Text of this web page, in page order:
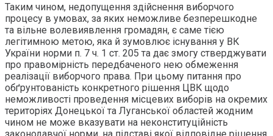
Таким чином, недопущення здійснення виборчого
процесу в умовах, за яких неможливе безперешкодне
та вільне волевиявлення громадян, є саме тією
легітимною метою, яка й зумовлює існування у ВК
України норми п. 7 ч. 1 ст. 205 та дає змогу стверджувати
про правомірність передбаченого нею обмеження
реалізації виборчого права. При цьому питання про
обґрунтованість конкретного рішення ЦВК щодо
неможливості проведення місцевих виборів на окремих
територіях Донецької та Луганської областей жодним
чином не може вказувати на неконституційність